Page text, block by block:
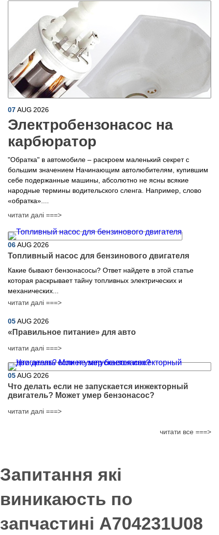
07AUG 2026
Электробензонасос на
карбюратор
"Обратка" в автомобиле – раскроем маленький секрет с
большим значением Начинающим автолюбителям, купившим
себе подержанные машины, абсолютно не ясны всякие
народные термины водительского сленга. Например, слово
«обратка»....
читати далі ===>
06AUG 2026
Топливный насос для бензинового двигателя
Какие бывают бензонасосы? Ответ найдете в этой статье
которая раскрывает тайну топливных электрических и
механических...
читати далі ===>
05AUG 2026
​«Правильное питание» для авто
читати далі ===>
05AUG 2026
Что делать если не запускается инжекторный
двигатель? Может умер бензонасос?
читати далі ===>
читати все ===>
Запитання які
виникаюсть по
запчастині A704231U08